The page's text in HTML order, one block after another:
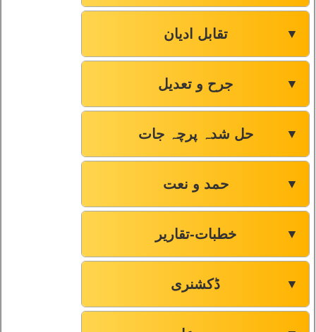
تقابل ادیان ▼
جرح و تعدیل ▼
حل شدہ پرچہ جات ▼
حمد و نعت ▼
خطبات-تقاریر ▼
ڈکشنری ▼